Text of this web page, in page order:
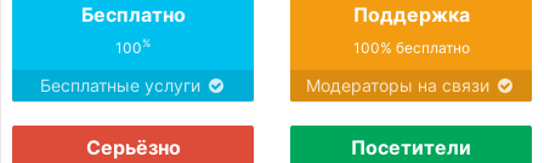
Бесплатно
100%
Бесплатные услуги
Поддержка
100% бесплатно
Модераторы на связи
Серьёзно Посетители